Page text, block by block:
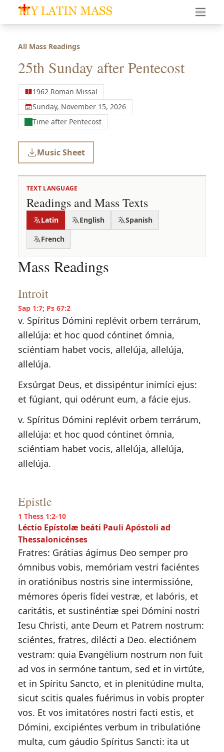
My Latin Mass - Traditional Latin Mass of South Florida
All Mass Readings
25th Sunday after Pentecost
1962 Roman Missal
Sunday, November 15, 2026
Time after Pentecost
Music Sheet
TEXT LANGUAGE
Readings and Mass Texts
Latin English
Spanish
French
Mass Readings
Introit
Sap 1:7; Ps 67:2
v. Spíritus Dómini replévit orbem terrárum,
allelúja: et hoc quod cóntinet ómnia,
sciéntiam habet vocis, allelúja, allelúja,
allelúja.
Exsúrgat Deus, et dissipéntur inimíci ejus:
et fúgiant, qui odérunt eum, a fácie ejus.
v. Spíritus Dómini replévit orbem terrárum,
allelúja: et hoc quod cóntinet ómnia,
sciéntiam habet vocis, allelúja, allelúja,
allelúja.
Epistle
1 Thess 1:2-10
Léctio Epístolæ beáti Pauli Apóstoli ad
Thessalonicénses
Fratres: Grátias ágimus Deo semper pro
ómnibus vobis, memóriam vestri faciéntes
in oratiónibus nostris sine intermissióne,
mémores óperis fídei vestræ, et labóris, et
caritátis, et sustinéntiæ spei Dómini nostri
Iesu Christi, ante Deum et Patrem nostrum:
sciéntes, fratres, dilécti a Deo. electiónem
vestram: quia Evangélium nostrum non fuit
ad vos in sermóne tantum, sed et in virtúte,
et in Spíritu Sancto, et in plenitúdine multa,
sicut scitis quales fuérimus in vobis propter
vos. Et vos imitatóres nostri facti estis, et
Dómini, excipiéntes verbum in tribulatióne
multa, cum gáudio Spíritus Sancti: ita ut